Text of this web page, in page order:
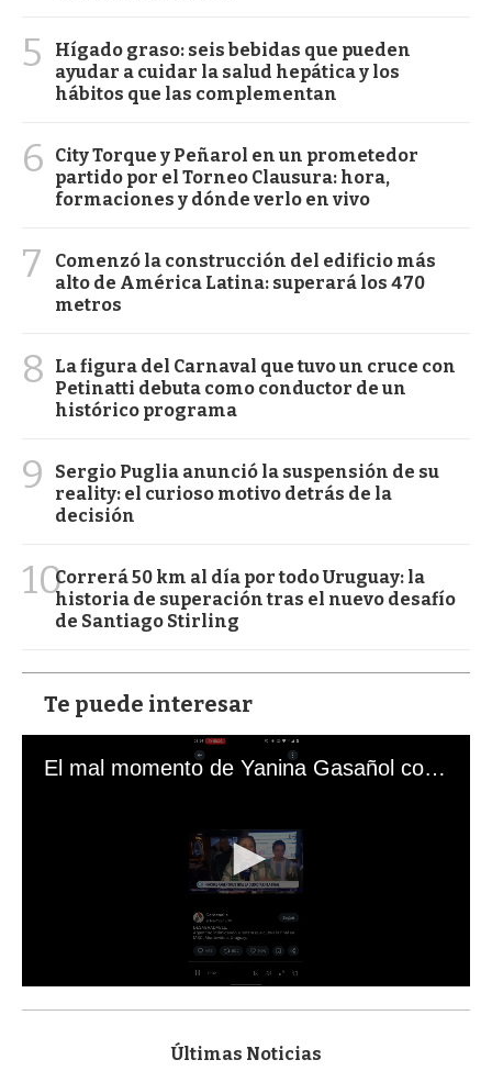
5
Hígado graso: seis bebidas que pueden
ayudar a cuidar la salud hepática y los
hábitos que las complementan
6
City Torque y Peñarol en un prometedor
partido por el Torneo Clausura: hora,
formaciones y dónde verlo en vivo
7
Comenzó la construcción del edificio más
alto de América Latina: superará los 470
metros
8
La figura del Carnaval que tuvo un cruce con
Petinatti debuta como conductor de un
histórico programa
9
Sergio Puglia anunció la suspensión de su
reality: el curioso motivo detrás de la
decisión
10Correrá 50 km al día por todo Uruguay: la
historia de superación tras el nuevo desafío
de Santiago Stirling
Te puede interesar
El mal momento de Yanina Gasañol con un hincha argentino en "Subrayado"
s
Últimas Noticias